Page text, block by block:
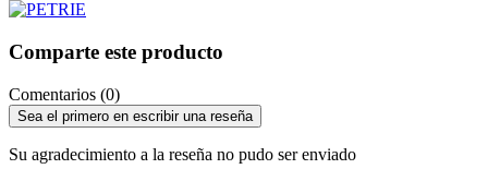
Comparte este producto
Comentarios (0)
Sea el primero en escribir una reseña
Su agradecimiento a la reseña no pudo ser enviado